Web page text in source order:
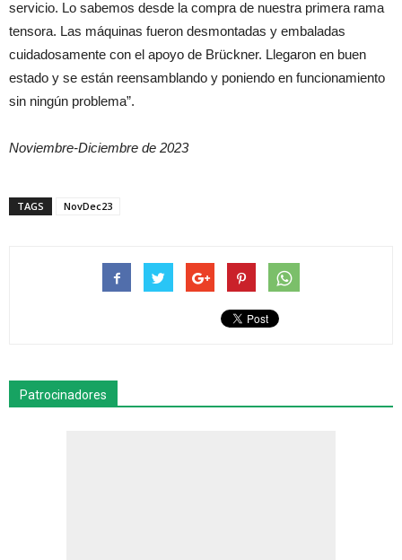
servicio. Lo sabemos desde la compra de nuestra primera rama
tensora. Las máquinas fueron desmontadas y embaladas
cuidadosamente con el apoyo de Brückner. Llegaron en buen
estado y se están reensamblando y poniendo en funcionamiento
sin ningún problema”.
Noviembre-Diciembre de 2023
TAGS NovDec23
Patrocinadores